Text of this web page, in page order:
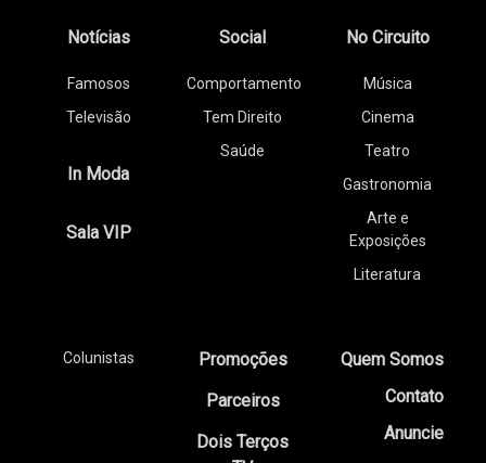
Notícias
Famosos
Televisão
In Moda
Sala VIP
Social
Comportamento
Tem Direito
Saúde
No Circuito
Música
Cinema
Teatro
Gastronomia
Arte e
Exposições
Literatura
Colunistas
Promoções
Parceiros
Dois Terços
Quem Somos
Contato
Anuncie